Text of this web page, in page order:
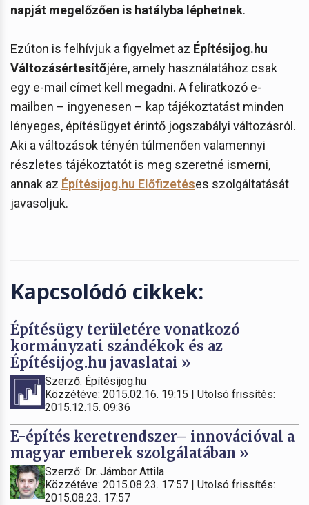
napját megelőzően is hatályba léphetnek.
Ezúton is felhívjuk a figyelmet az Építésijog.hu
Változásértesítőjére, amely használatához csak
egy e-mail címet kell megadni. A feliratkozó e-
mailben – ingyenesen – kap tájékoztatást minden
lényeges, építésügyet érintő jogszabályi változásról.
Aki a változások tényén túlmenően valamennyi
részletes tájékoztatót is meg szeretné ismerni,
annak az Építésijog.hu Előfizetéses szolgáltatását
javasoljuk.
Kapcsolódó cikkek:
Építésügy területére vonatkozó
kormányzati szándékok és az
Építésijog.hu javaslatai »
Szerző: Építésijog.hu
Közzétéve: 2015.02.16. 19:15 | Utolsó frissítés:
2015.12.15. 09:36
E-építés keretrendszer– innovációval a
magyar emberek szolgálatában »
Szerző: Dr. Jámbor Attila
Közzétéve: 2015.08.23. 17:57 | Utolsó frissítés:
2015.08.23. 17:57